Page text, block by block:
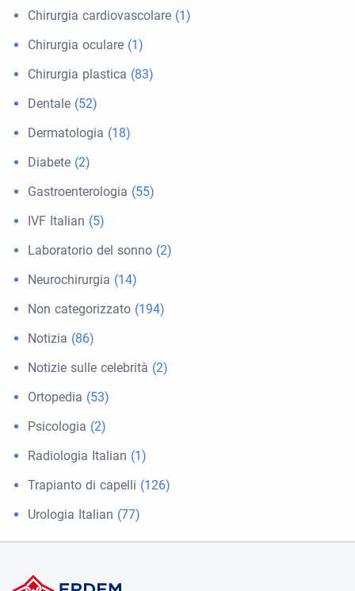
Chirurgia cardiovascolare (1)
Chirurgia oculare (1)
Chirurgia plastica (83)
Dentale (52)
Dermatologia (18)
Diabete (2)
Gastroenterologia (55)
IVF Italian (5)
Laboratorio del sonno (2)
Neurochirurgia (14)
Non categorizzato (194)
Notizia (86)
Notizie sulle celebrità (2)
Ortopedia (53)
Psicologia (2)
Radiologia Italian (1)
Trapianto di capelli (126)
Urologia Italian (77)